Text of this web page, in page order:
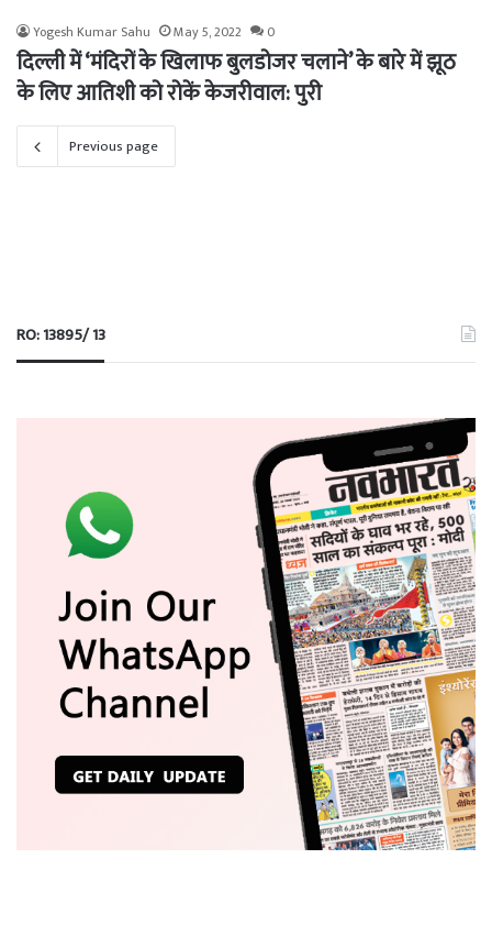
Yogesh Kumar Sahu May 5, 2022 0
दिल्ली में ‘मंदिरों के खिलाफ बुलडोजर चलाने’ के बारे में झूठ
के लिए आतिशी को रोकें केजरीवाल: पुरी
Previous page
RO: 13895/ 13